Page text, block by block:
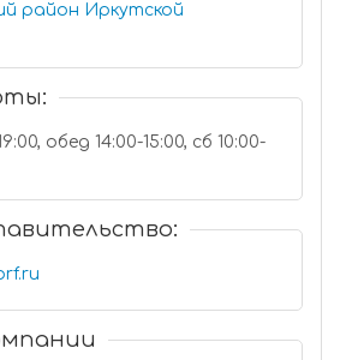
район Иркутской
обед 14:00-15:00, сб 10:00-